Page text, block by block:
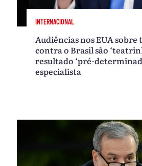
INTERNACIONAL
Audiências nos EUA sobre
contra o Brasil são
resultado ‘pré-
especialista